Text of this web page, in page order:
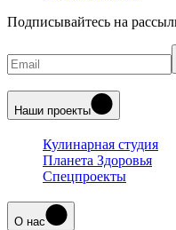
Подписывайтесь на
Наши проекты
Кулинарная студия
Планета Здоровья
Спецпроекты
О нас